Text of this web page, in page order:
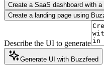
Create a SaaS dashboard with
Create a landing page using
Describe the UI to generate
Generate UI with Buzzfeed